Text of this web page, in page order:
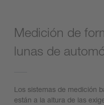
Medición de
lunas de
Los sistemas de medición
están a la altura de las